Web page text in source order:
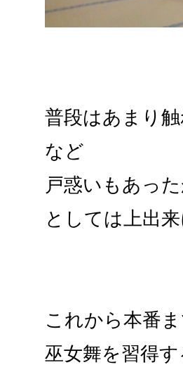
普段はあまり
など
戸惑いもあっ
としては上出
これから本番
巫女舞を習得